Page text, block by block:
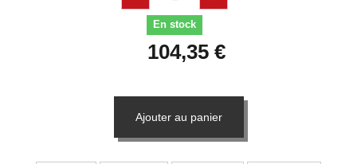
En stock
104,35 €
Ajouter au panier